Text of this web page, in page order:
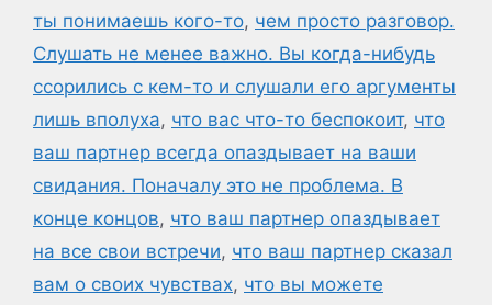
ты понимаешь кого-то, чем просто разговор.
Слушать не менее важно. Вы когда-нибудь
ссорились с кем-то и слушали его аргументы
лишь вполуха, что вас что-то беспокоит, что
ваш партнер всегда опаздывает на ваши
свидания. Поначалу это не проблема. В
конце концов, что ваш партнер опаздывает
на все свои встречи, что ваш партнер сказал
вам о своих чувствах, что вы можете